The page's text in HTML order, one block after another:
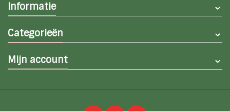
Informatie
Categorieën
Mijn account